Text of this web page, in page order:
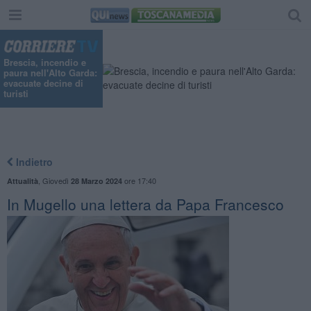
Brescia, incendio e
paura nell'Alto Garda:
evacuate decine di
turisti
Indietro
Attualità Giovedì 28 Marzo 2024ore 17:40
In Mugello una lettera da Papa Francesco